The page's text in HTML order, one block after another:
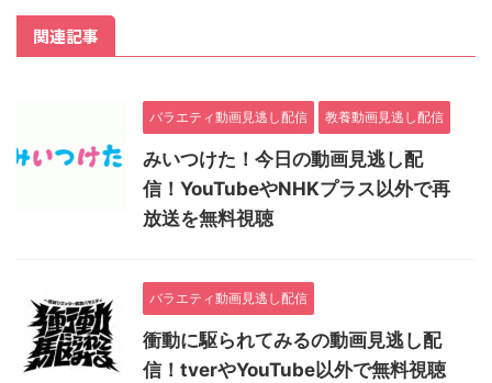
関連記事
バラエティ動画見逃し配信 教養動画見逃し配信
みいつけた！今日の動画見逃し配
信！YouTubeやNHKプラス以外で再
放送を無料視聴
バラエティ動画見逃し配信
衝動に駆られてみるの動画見逃し配
信！tverやYouTube以外で無料視聴